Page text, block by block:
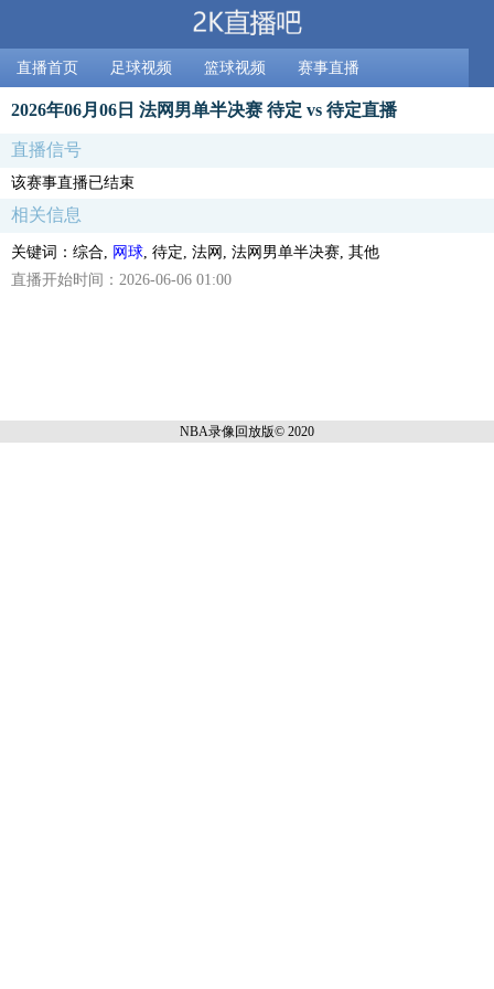
直播首页 足球视频 篮球视频 赛事直播
2026年06月06日 法网男单半决赛 待定 vs 待定直播
直播信号
该赛事直播已结束
相关信息
关键词：综合, 网球 , 待定, 法网, 法网男单半决赛, 其他
直播开始时间：2026-06-06 01:00
NBA录像回放版© 2020